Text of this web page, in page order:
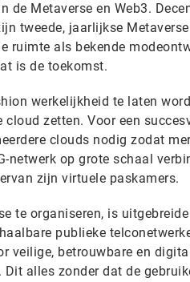
de Metaverse en Web3.
tweede, jaarlijkse
ruimte als bekende
is de toekomst.
werkelijkheid te laten
zetten. Voor een
clouds nodig zodat
netwerk op grote schaal
zijn virtuele paskamers.
te organiseren, is
publieke
veilige, betrouwbare en
alles zonder dat de